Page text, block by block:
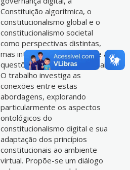
Constituição algorítmica, o
constitucionalismo global e o
constitucionalismo societal
como perspectivas distintas,
mas interrelacionadas, sobre as
questões constitucionais atuais.
O trabalho investiga as
conexões entre estas
abordagens, explorando
particularmente os aspectos
ontológicos do
constitucionalismo digital e sua
adaptação dos princípios
constitucionais ao ambiente
virtual. Propõe-se um diálogo